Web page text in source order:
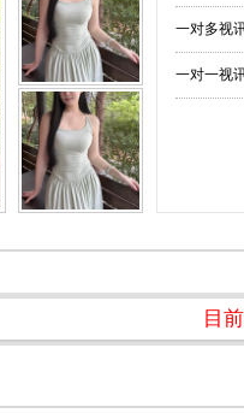
一对多视
一对一视
目